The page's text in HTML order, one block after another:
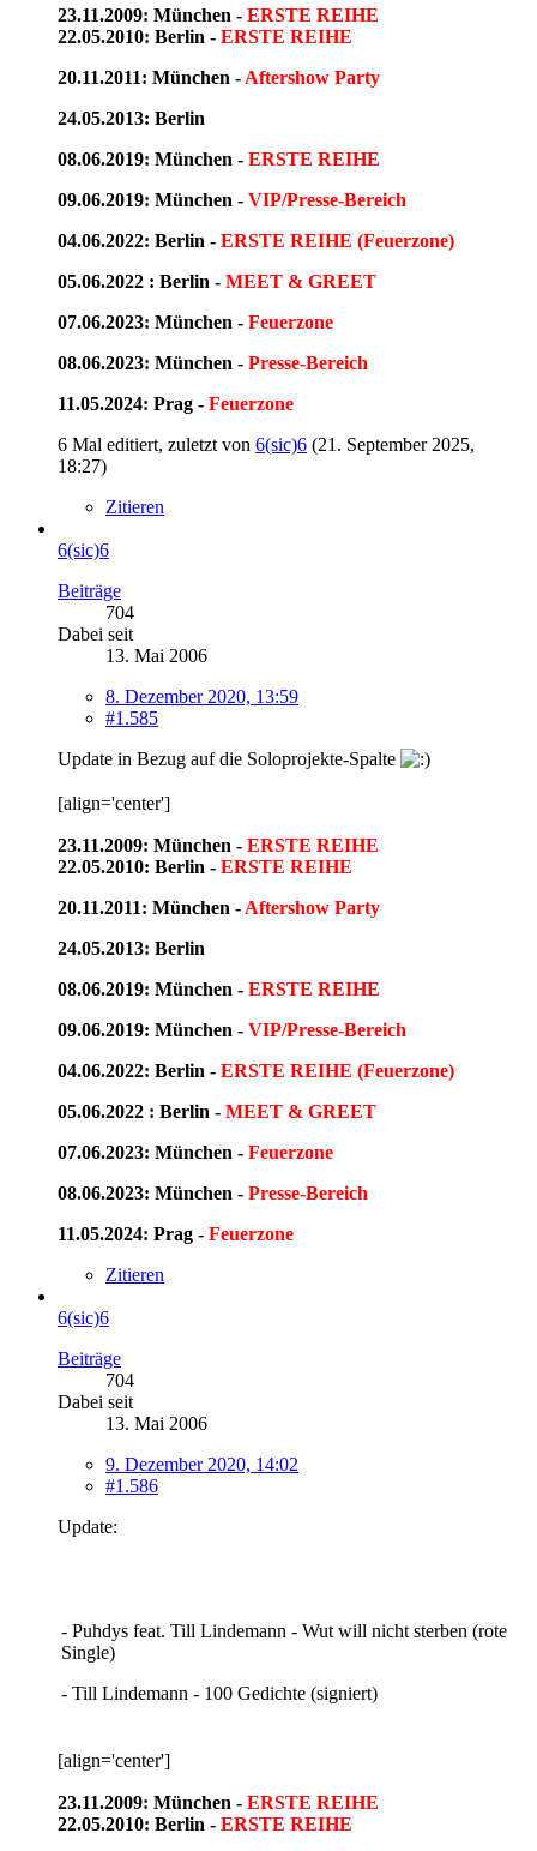
23.11.2009: München - ERSTE REIHE
22.05.2010: Berlin - ERSTE REIHE
20.11.2011: München - Aftershow Party
24.05.2013: Berlin
08.06.2019: München - ERSTE REIHE
09.06.2019: München - VIP/Presse-Bereich
04.06.2022: Berlin - ERSTE REIHE (Feuerzone)
05.06.2022 : Berlin - MEET & GREET
07.06.2023: München - Feuerzone
08.06.2023: München - Presse-Bereich
11.05.2024: Prag - Feuerzone
6 Mal editiert, zuletzt von 6(sic)6 (21. September 2025,
18:27)
Zitieren
6(sic)6
Beiträge
704
Dabei seit
13. Mai 2006
8. Dezember 2020, 13:59
#1.585
Update in Bezug auf die Soloprojekte-Spalte
[align='center']
23.11.2009: München - ERSTE REIHE
22.05.2010: Berlin - ERSTE REIHE
20.11.2011: München - Aftershow Party
24.05.2013: Berlin
08.06.2019: München - ERSTE REIHE
09.06.2019: München - VIP/Presse-Bereich
04.06.2022: Berlin - ERSTE REIHE (Feuerzone)
05.06.2022 : Berlin - MEET & GREET
07.06.2023: München - Feuerzone
08.06.2023: München - Presse-Bereich
11.05.2024: Prag - Feuerzone
Zitieren
6(sic)6
Beiträge
704
Dabei seit
13. Mai 2006
9. Dezember 2020, 14:02
#1.586
Update:
- Puhdys feat. Till Lindemann - Wut will nicht sterben (rote
Single)
- Till Lindemann - 100 Gedichte (signiert)
[align='center']
23.11.2009: München - ERSTE REIHE
22.05.2010: Berlin - ERSTE REIHE